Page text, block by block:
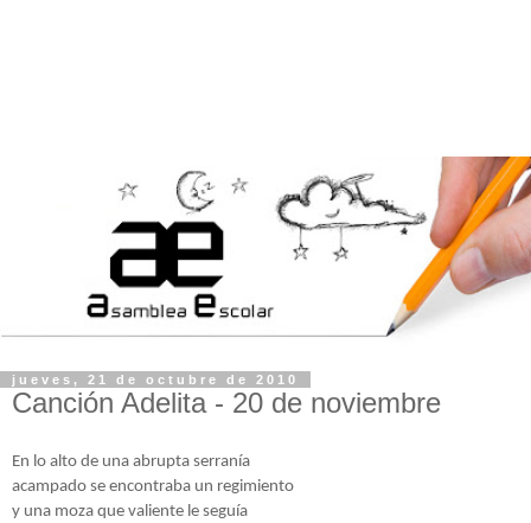
jueves, 21 de octubre de 2010
Canción Adelita - 20 de noviembre
En lo alto de una abrupta serranía
acampado se encontraba un regimiento
y una moza que valiente le seguía